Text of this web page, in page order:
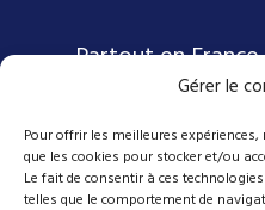
Gérer le
Pour offrir les meilleures
que les cookies pour stocker et/ou
Le fait de consentir à ces
telles que le comportement de
Partout en
Nos